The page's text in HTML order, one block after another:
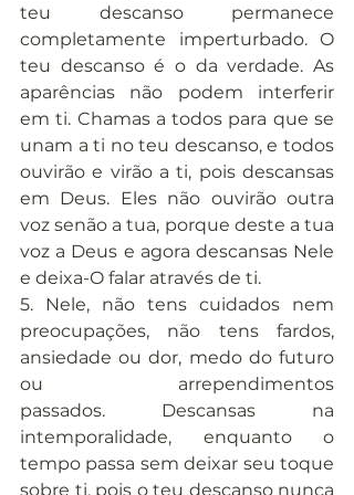
teu descanso permanece
completamente imperturbado. O
teu descanso é o da verdade. As
aparências não podem interferir
em ti. Chamas a todos para que se
unam a ti no teu descanso, e todos
ouvirão e virão a ti, pois descansas
em Deus. Eles não ouvirão outra
voz senão a tua, porque deste a tua
voz a Deus e agora descansas Nele
e deixa-O falar através de ti.
5. Nele, não tens cuidados nem
preocupações, não tens fardos,
ansiedade ou dor, medo do futuro
ou arrependimentos
passados. Descansas na
intemporalidade, enquanto o
tempo passa sem deixar seu toque
sobre ti, pois o teu descanso nunca